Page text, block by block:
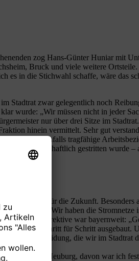
zog Hans-Günter Huniar mit
Bruck und viele weitere
es in die Stichwahl schaffe, wäre das
Stadtrat zwar gelegentlich noch
wurde: „Wir müssen nicht in jeder
nur über drei Sitze im
hinein vermittelt. Sehr gut
ebenfalls tragfähige
leidenschaftlich gestritten wurde –
Weichen für die Zukunft. Besonders
„Wir haben die Stromnetze
Seine Direktive war bayernweit:
Schritt für Schritt ausgebaut.
eine Entscheidung, die wir im Stadtrat
Stadt wie Neuburg, davon war ich